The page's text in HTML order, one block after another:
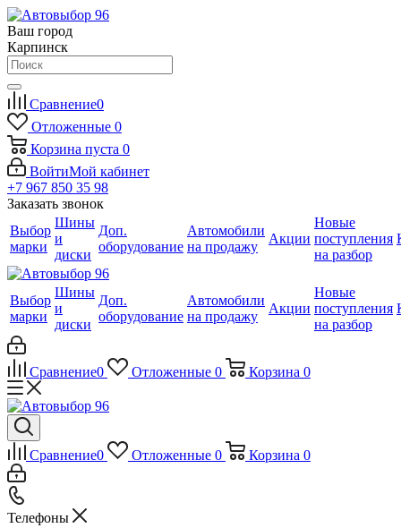
Ваш город
Карпинск
Сравнение0
Отложенные 0
Корзина пуста 0
ВойтиМой кабинет
+7 967 850 35 98
Заказать звонок
Выбор
марки
Шины
и
диски
Доп.
оборудование
Автомобили
на продажу
Акции
Новые
поступления
на разбор
Выбор
марки
Шины
и
диски
Доп.
оборудование
Автомобили
на продажу
Акции
Новые
поступления
на разбор
Сравнение0 Отложенные 0 Корзина 0
Сравнение0 Отложенные 0 Корзина 0
Телефоны